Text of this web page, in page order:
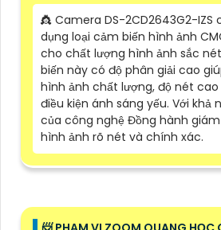
👸 Camera DS-2CD2643G2-IZS
dụng loại cảm biến hình ảnh
cho chất lượng hình ảnh sắc
biến này có độ phân giải cao
hình ảnh chất lượng, độ nét
điều kiện ánh sáng yếu. Với khả
của công nghệ Đồng hành
hình ảnh rõ nét và chính xác.